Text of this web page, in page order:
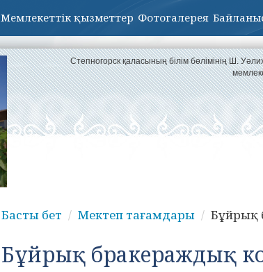
Мемлекеттік қызметтер Фотогалерея
Степногорск қаласының білім бөлімінің Ш.
Басты бет Мектеп тағамдары Бұйрық
Бұйрық бракераждық